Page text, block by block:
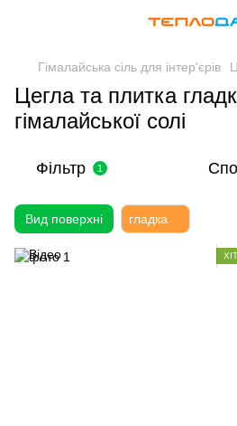
Гімалайська сіль для інтер'єрів
Цегла та плитка
гімалайської солі
Фільтр 1
Вид поверхні гладка
ХІТ